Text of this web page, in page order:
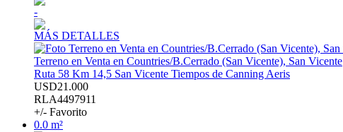
-
MÁS DETALLES
Terreno en Venta en Countries/B.Cerrado (San Vicente), San Vicente
Ruta 58 Km 14,5 San Vicente Tiempos de Canning Aeris
USD21.000
RLA4497911
+/- Favorito
0.0 m²